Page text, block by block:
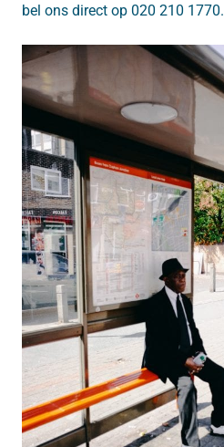
bel ons direct op 020 210 1770.